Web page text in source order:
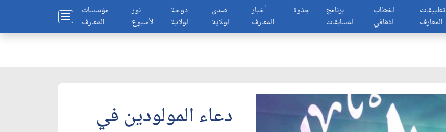
مؤسسات
المعارف
نور
الأسبوع
دوحة
الولاية
صدى
الولاية
أخبار
المعارف
جذوة
برنامج
المسابقات
الخطاب
الثقافي
تطبيقات
المعارف
دعاء المولودين في